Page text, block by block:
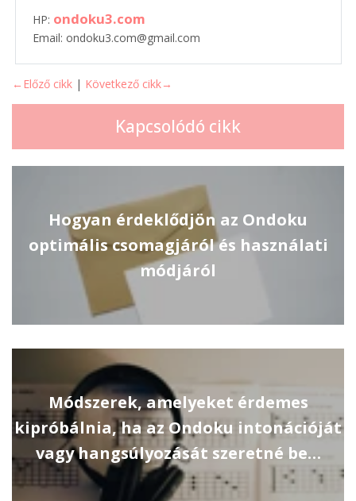
HP: ondoku3.com
Email: ondoku3.com@gmail.com
←Előző cikk | Következő cikk→
Kapcsolódó cikk
Hogyan érdeklődjön az Ondoku
optimális csomagjáról és használati
módjáról
Módszerek, amelyeket érdemes
kipróbálnia, ha az Ondoku intonációját
vagy hangsúlyozását szeretné be…